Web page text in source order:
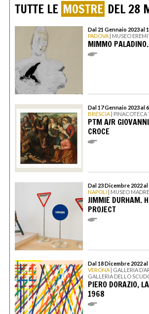
TUTTE LE MOSTRE DEL 28
Dal 21 Gennaio 2023 al
PADOVA | MUSEO
MIMMO
Dal 17 Gennaio 2023 al
BRESCIA |
PTM A/R
CROCE
Dal 23 Dicembre 2022
NAPOLI | MUSEO MADRE
JIMMIE DURHAM.
PROJECT
Dal 18 Dicembre 2022
VERONA | GALLERIA
GALLERIA DELLO
PIERO DORAZIO,
1968